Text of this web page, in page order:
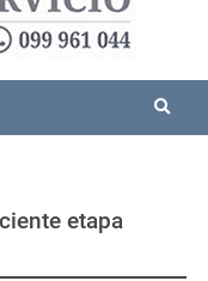
etapa